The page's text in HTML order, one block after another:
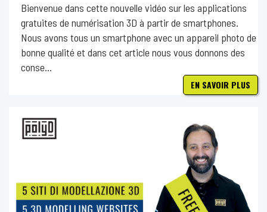
Bienvenue dans cette nouvelle vidéo sur les applications
gratuites de numérisation 3D à partir de smartphones.
Nous avons tous un smartphone avec un appareil photo de
bonne qualité et dans cet article nous vous donnons des
conse...
EN SAVOIR PLUS